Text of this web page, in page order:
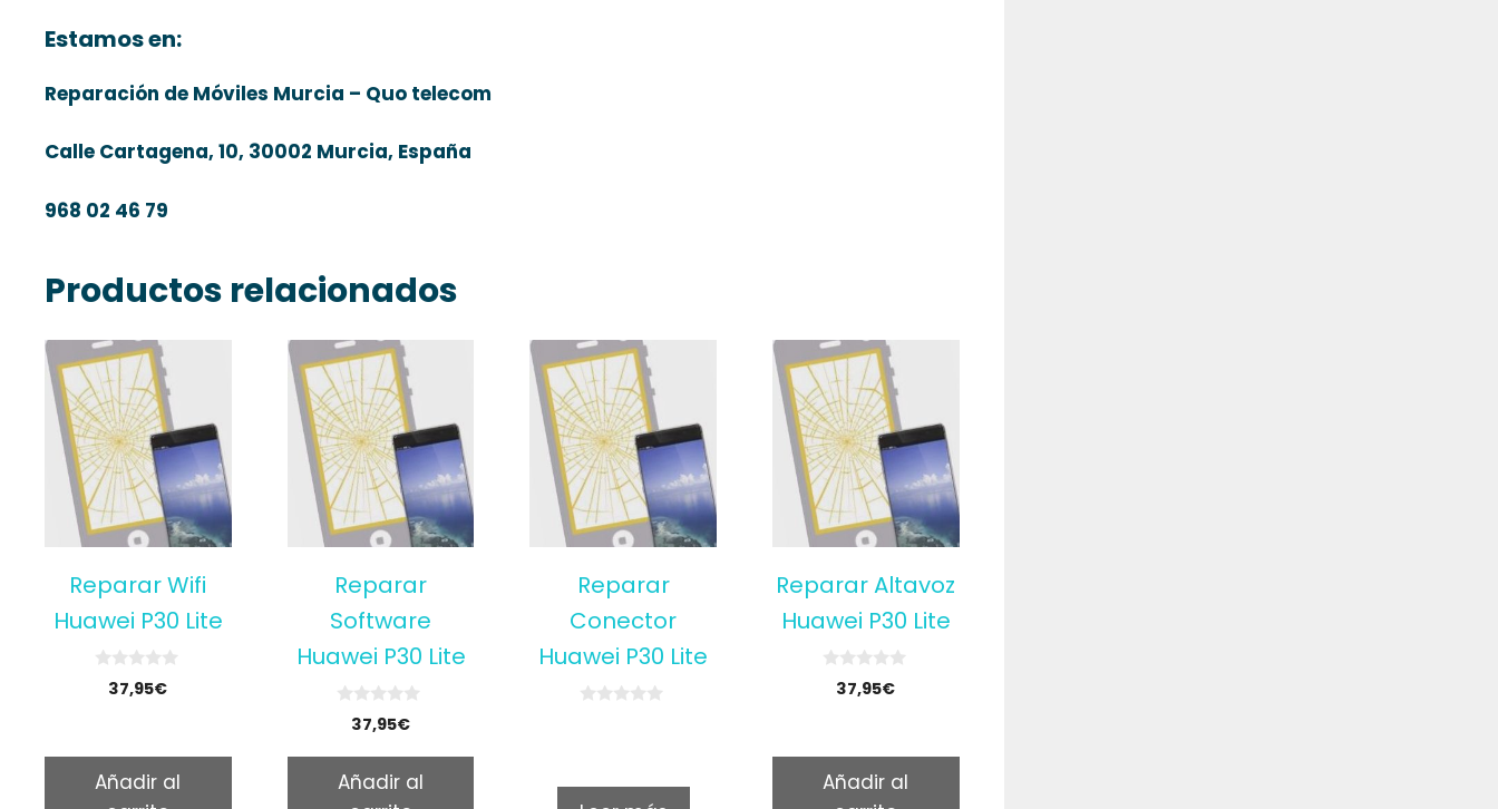
Estamos en:
Reparación de Móviles Murcia – Quo telecom
Calle Cartagena, 10, 30002 Murcia, España
968 02 46 79
Productos relacionados
Reparar Wifi
Huawei P30 Lite
f
5
37,95€
Añadir al
Reparar
Software
Huawei P30 Lite
o
37,95€
Añadir al
Reparar
Conector
Huawei P30 Lite
Reparar Altavoz
Huawei P30 Lite
f
5
37,95€
Añadir al